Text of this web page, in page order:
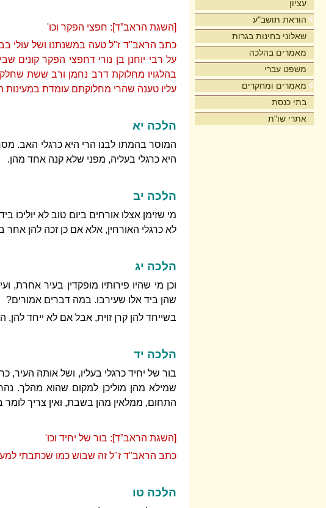
עציון
הוראת תושב"ע
שאלוני בחינות בגרות
מאמרים בהלכה
משפט עברי
מאמרים ומחקרים
בתי כנסת
אתרי שו"ת
[השגת הראב”ד]: חפצי הפקר וכו'
כתב הראב"ד ז"ל טעה במשנתנו ושל עולי
על רבי יוחנן בן נורי דחפצי הפקר
בהלגויו מחלוקת דרב נחמן ורב ששת
עליו טענה שהרי מחלוקתם עומדת במעינות
הלכה יא
המוסר בהמתו לבנו הרי היא כרגלי האב.
היא כרגלי בעליה, מפני שלא קנה אחד מהן.
הלכה יב
מי שזימן אצלו אורחים ביום טוב לא
לא כרגלי האורחין, אלא אם כן זכה להן אחר
הלכה יג
וכן מי שהיו פירותיו מופקדין בעיר אחרת,
שהן ביד אלו שעירבו. במה דברים אמורים?
בשייחד להן קרן זוית, אבל אם לא ייחד להן,
הלכה יד
בור של יחיד כרגלי בעליו, ושל אותה העיר,
שמילא מהן מוליכן למקום שהוא מהלך.
התחום, ממלאין מהן בשבת, ואין צריך לומר
[השגת הראב”ד]: בור של יחיד וכו'
כתב הראב"ד ז"ל זה שבוש כמו שכתבתי
הלכה טו